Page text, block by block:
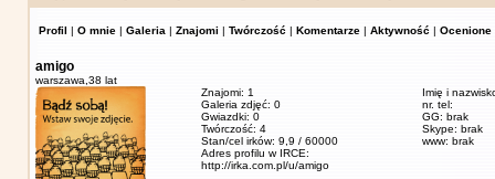
Profil | O mnie | Galeria | Znajomi | Twórczość | Komentarze | Aktywność | Ocenione
amigo
warszawa, 38 lat
Znajomi: 1
Galeria zdjęć: 0
Gwiazdki: 0
Twórczość: 4
Stan/cel irków: 9,9 / 60000
Adres profilu w IRCE:
http://irka.com.pl/u/amigo
Imię i
nr. tel:
GG: brak
Skype: brak
www: brak